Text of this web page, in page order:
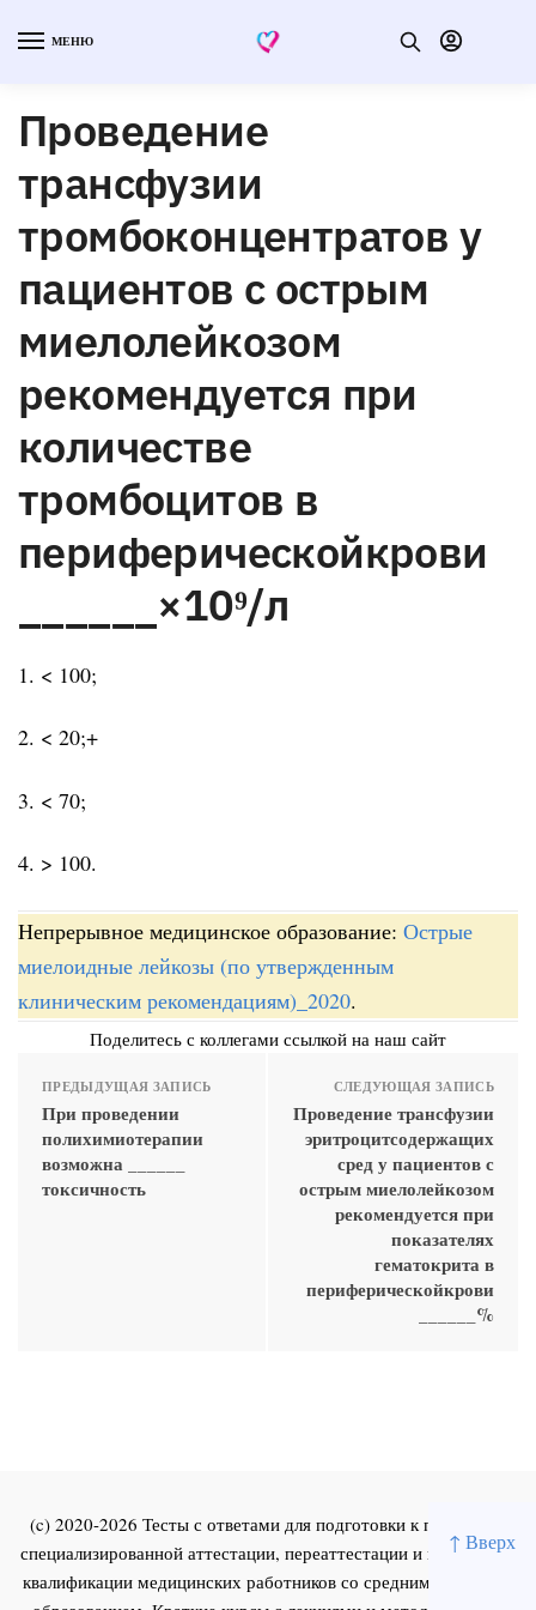
↑ Вверх
МЕНЮ
Проведение
трансфузии
тромбоконцентратов у
пациентов с острым
миелолейкозом
рекомендуется при
количестве
тромбоцитов в
периферическойкрови
______×10⁹/л
1. < 100;
2. < 20;+
3. < 70;
4. > 100.
Непрерывное медицинское образование: Острые
миелоидные лейкозы (по утвержденным
клиническим рекомендациям)_2020.
Поделитесь с коллегами ссылкой на наш сайт
ПРЕДЫДУЩАЯ ЗАПИСЬ
При проведении
полихимиотерапии
возможна ______
токсичность
СЛЕДУЮЩАЯ ЗАПИСЬ
Проведение трансфузии
эритроцитсодержащих
сред у пациентов с
острым миелолейкозом
рекомендуется при
показателях
гематокрита в
периферическойкрови
______%
(c) 2020-2026 Тесты с ответами для подготовки к первичной
специализированной аттестации, переаттестации и повышения
квалификации медицинских работников со средним и высшим